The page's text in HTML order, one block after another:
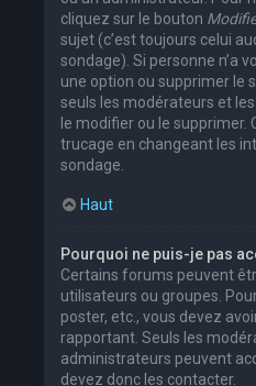
cliquez sur le bouton
sujet (c’est toujours celui
sondage). Si personne n’a
une option ou supprimer le
seuls les modérateurs et
le modifier ou le supprimer.
trucage en changeant les
sondage.
Haut
Pourquoi ne puis-je pas
Certains forums peuvent
utilisateurs ou groupes.
poster, etc., vous devez
rapportant. Seuls les
administrateurs peuvent
devez donc les contacter.